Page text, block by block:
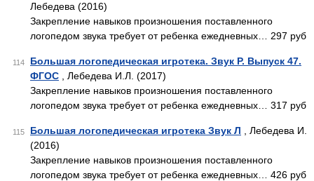
Лебедева (2016)
Закрепление навыков произношения поставленного
логопедом звука требует от ребенка ежедневных… 297 руб
114
Большая логопедическая игротека. Звук Р. Выпуск 47.
ФГОС , Лебедева И.Л. (2017)
Закрепление навыков произношения поставленного
логопедом звука требует от ребенка ежедневных… 317 руб
115 Большая логопедическая игротека Звук Л , Лебедева И.
(2016)
Закрепление навыков произношения поставленного
логопедом звука требует от ребенка ежедневных… 426 руб